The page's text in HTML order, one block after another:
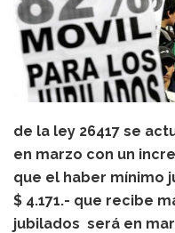
de la ley 26417 se
en marzo con un
que el haber mínimo
$ 4.171.- que recibe
jubilados será en